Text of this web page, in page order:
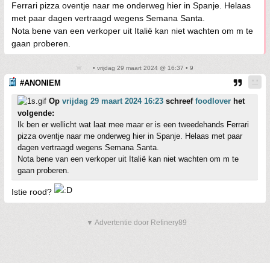
Ferrari pizza oventje naar me onderweg hier in Spanje. Helaas
met paar dagen vertraagd wegens Semana Santa.
Nota bene van een verkoper uit Italië kan niet wachten om m te
gaan proberen.
• vrijdag 29 maart 2024 @ 16:37 • 9
#ANONIEM
Op vrijdag 29 maart 2024 16:23 schreef foodlover het
volgende:
Ik ben er wellicht wat laat mee maar er is een tweedehands Ferrari
pizza oventje naar me onderweg hier in Spanje. Helaas met paar
dagen vertraagd wegens Semana Santa.
Nota bene van een verkoper uit Italië kan niet wachten om m te
gaan proberen.
Istie rood?
▼ Advertentie door Refinery89